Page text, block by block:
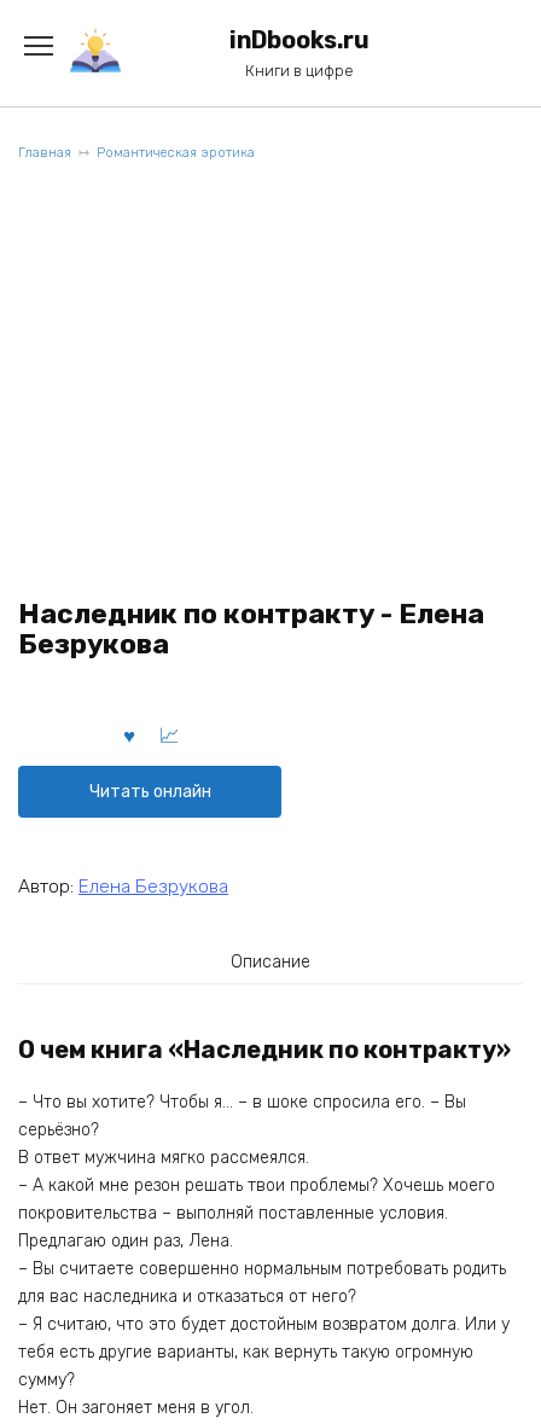
содержанию
inDbooks.ru
Книги в цифре
Главная Романтическая эротика
Наследник по контракту - Елена
Безрукова
Читать онлайн
Автор: Елена Безрукова
Описание
О чем книга «Наследник по контракту»
– Что вы хотите? Чтобы я… – в шоке спросила его. – Вы
серьёзно?
В ответ мужчина мягко рассмеялся.
– А какой мне резон решать твои проблемы? Хочешь моего
покровительства – выполняй поставленные условия.
Предлагаю один раз, Лена.
– Вы считаете совершенно нормальным потребовать родить
для вас наследника и отказаться от него?
– Я считаю, что это будет достойным возвратом долга. Или у
тебя есть другие варианты, как вернуть такую огромную
сумму?
Нет. Он загоняет меня в угол.